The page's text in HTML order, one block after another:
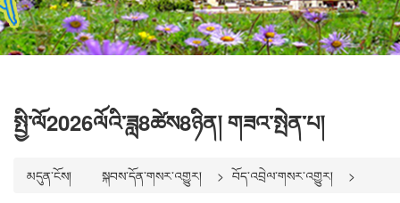
སྤྱི་ལོ2026ལོའི་ཟླ8ཚེས8ཉིན། གཟའ་སྤེན་པ།
མདུན་ངོས། སྐབས་དོན་གསར་འགྱུར། བོད་འབྲེལ་གསར་འགྱུར།